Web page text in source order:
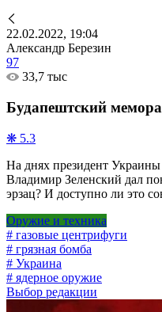
22.02.2022, 19:04
Александр Березин
97
33,7 тыс
Будапештский
❋ 5.3
На днях президент Украины
Владимир Зеленский дал
эрзац? И доступно ли это
Оружие и техника
# газовые центрифуги
# грязная бомба
# Украина
# ядерное оружие
Выбор редакции